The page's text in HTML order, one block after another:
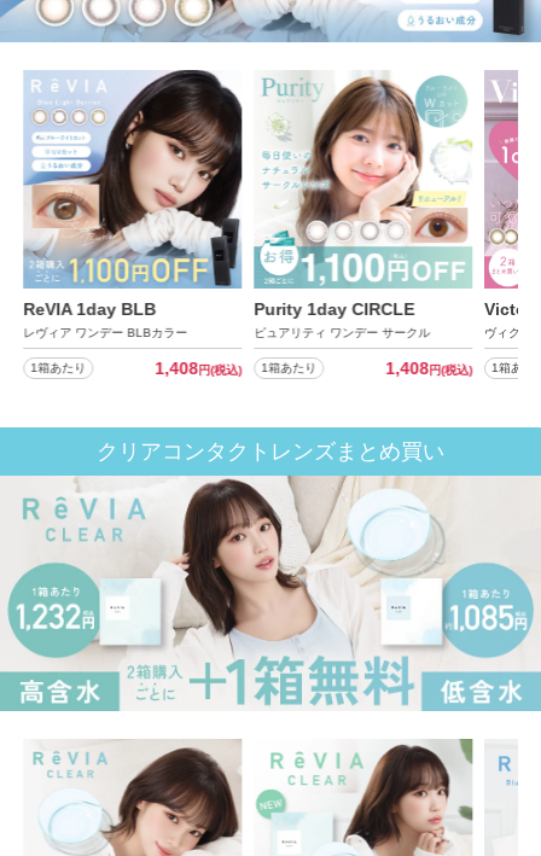
ReVIA 1day BLB
レヴィア ワンデー BLBカラー
1箱あたり 1,408円(税込)
Purity 1day CIRCLE
ピュアリティ ワンデー サークル
1箱あたり 1,408円(税込)
ヴィクト
1箱あた
クリアコンタクトレンズまとめ買い